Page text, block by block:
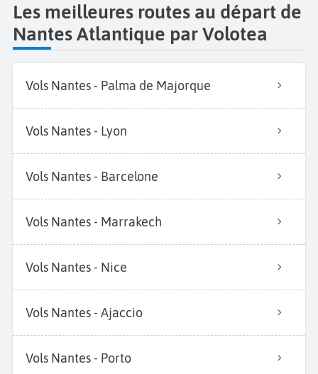
Les meilleures routes au départ de
Nantes Atlantique par Volotea
Vols Nantes - Palma de Majorque
Vols Nantes - Lyon
Vols Nantes - Barcelone
Vols Nantes - Marrakech
Vols Nantes - Nice
Vols Nantes - Ajaccio
Vols Nantes - Porto